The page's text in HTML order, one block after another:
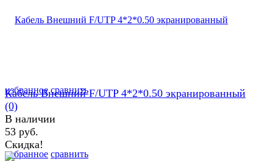
избранное сравнить
избранное сравнить
Кабель Внешний F/UTP 4*2*0.50 экранированный
(0)
В наличии
53 руб.
Скидка!